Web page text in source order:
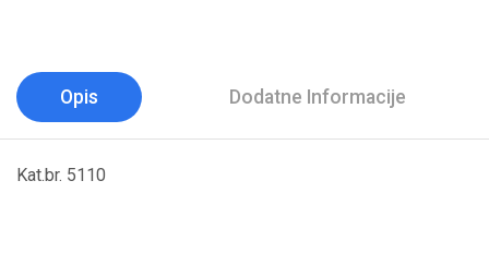
Opis Dodatne Informacije
Kat.br. 5110